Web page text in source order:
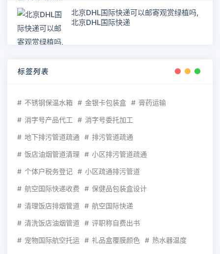
北京DHL国际快递可以邮寄观赏绿植吗,
北京DHL国际快递
标签列表
不锈钢保温水箱 金银卡包装盒 膏药运输
消字号产品代工 消字号委托加工
地下排污管道疏通 排污管道疏通
饭店油烟管道清理 小区排污管道疏通
个体户税务登记 小区疏通排污管道
航空国际快递收费 保健品包装盒设计
清理饭店排烟管道 航空国际快递
清洗饭店油烟管道 评职称自费出书
宠物国际航空托运 礼品盒覆膜颜色 热水器温度